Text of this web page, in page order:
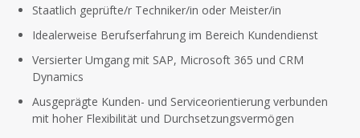
Staatlich geprüfte/r Techniker/in oder Meister/in
Idealerweise Berufserfahrung im Bereich Kundendienst
Versierter Umgang mit SAP, Microsoft 365 und CRM
Dynamics
Ausgeprägte Kunden- und Serviceorientierung verbunden
mit hoher Flexibilität und Durchsetzungsvermögen